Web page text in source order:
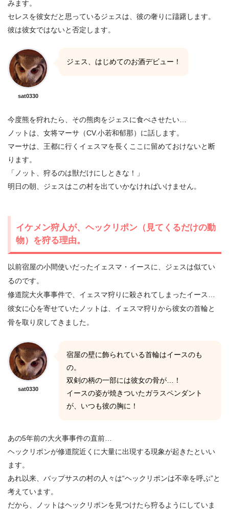
みます。
セレスを彼女だと思っているジェスは、彼の奢りに躊躇します。
彼は彼女ではないと否定します。
sat0330
ジェス、はじめてのお酒デビュー！
今度熊を狩れたら、その熊肉をジェスに食べさせたい…
ノットは、女将マーサ（CV.小若和郁那）に話します。
マーサは、王都に行くイェスマを長くここに留めておけないと断
ります。
「ノット、狩るのは獣だけにしときな！」
明日の朝、ジェスはこの村を出ていかなければいけません。
イケメン狩人が、ヘックリポン（見てくるだけの動
物）を狩る理由。
以前宿屋の小間使いだったイェスマ・イースに、ジェスは似てい
るのです。
修道院大火事事件で、イェスマ狩りに殺されてしまったイース…
彼女に心を寄せていたノットは、イェスマ狩りから彼女の首輪と
骨を取り戻してきました。
sat0330
宿屋の壁に飾られている首輪はイースのも
の。
双剣の柄の一部には彼女の骨が…！
イースの姿が焼きついたガラスペンダント
が、いつも彼の胸に！
あの5年前の大火事事件の直前…
ヘックリポンが修道院近くに大量に出現する現象が起きたといい
ます。
あれ以来、バップサスの村の人々は“ヘックリポンは不幸を呼ぶ”と
考えています。
だから、ノットはヘックリポンを見つけたら狩るようにしていま